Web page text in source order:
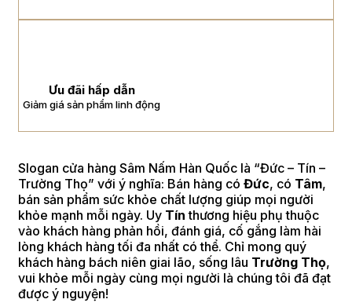
Ưu đãi hấp dẫn
Giảm giá sản phẩm linh động
Slogan cửa hàng Sâm Nấm Hàn Quốc là “Đức – Tín –
Trường Thọ” với ý nghĩa: Bán hàng có Đức, có Tâm,
bán sản phẩm sức khỏe chất lượng giúp mọi người
khỏe mạnh mỗi ngày. Uy Tín thương hiệu phụ thuộc
vào khách hàng phản hồi, đánh giá, cố gắng làm hài
lòng khách hàng tối đa nhất có thể. Chỉ mong quý
khách hàng bách niên giai lão, sống lâu Trường Thọ,
vui khỏe mỗi ngày cùng mọi người là chúng tôi đã đạt
được ý nguyện!